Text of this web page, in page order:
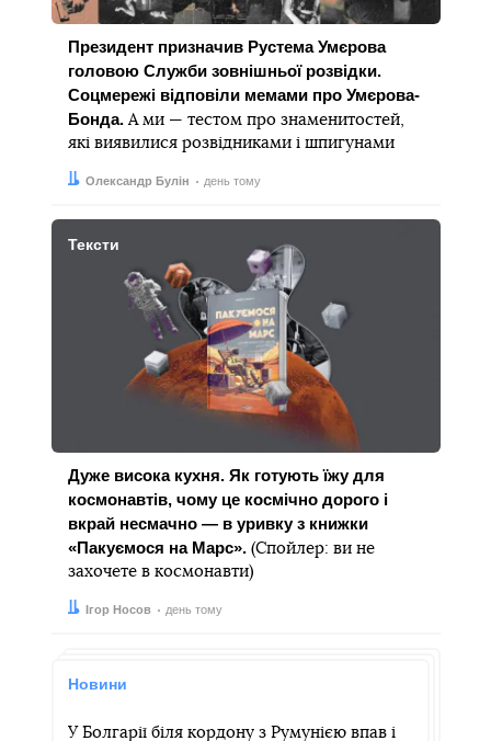
Президент призначив Рустема Умєрова
головою Служби зовнішньої розвідки.
Соцмережі відповіли мемами про Умєрова-
Бонда.А ми — тестом про знаменитостей,
які виявилися розвідниками і шпигунами
Автор:
Олександр Булін
Дата: день тому
Тексти
Дуже висока кухня. Як готують їжу для
космонавтів, чому це космічно дорого і
вкрай несмачно — в уривку з книжки
«Пакуємося на Марс». (Спойлер: ви не
захочете в космонавти)
Автор:
Ігор Носов
Дата: день тому
Новини
У Болгарії біля кордону з Румунією впав і